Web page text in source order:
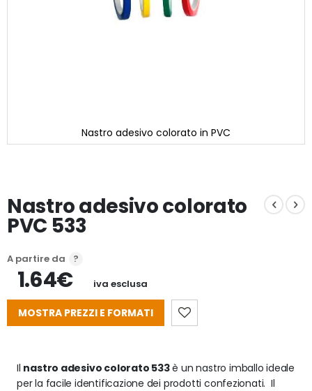
Nastro adesivo colorato in PVC
di
immagini
Nastro adesivo colorato
PVC 533
A partire da
1.64€ iva esclusa
MOSTRA PREZZI E FORMATI
Il nastro adesivo colorato 533 è un nastro imballo ideale
per la facile identificazione dei prodotti confezionati.  Il